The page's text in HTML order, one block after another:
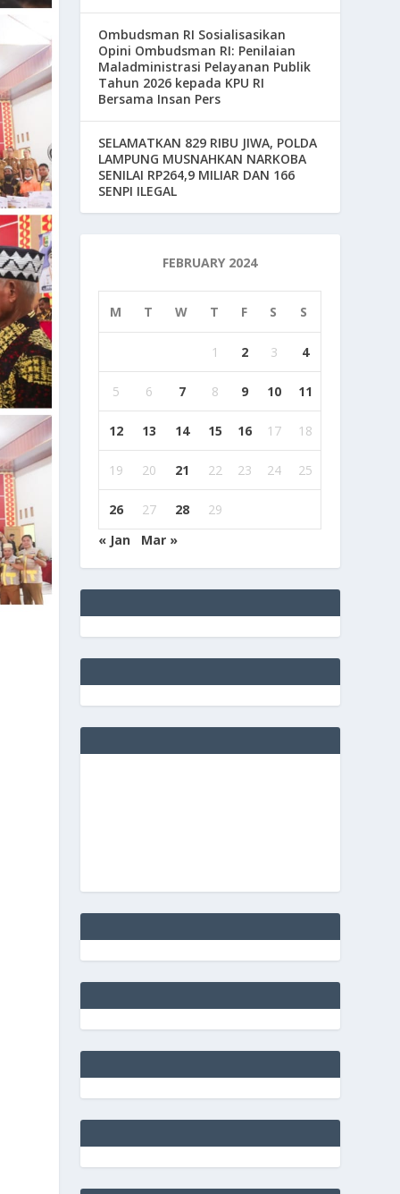
Ombudsman RI Sosialisasikan
Opini Ombudsman RI: Penilaian
Maladministrasi Pelayanan Publik
Tahun 2026 kepada KPU RI
Bersama Insan Pers
SELAMATKAN 829 RIBU JIWA, POLDA
LAMPUNG MUSNAHKAN NARKOBA
SENILAI RP264,9 MILIAR DAN 166
SENPI ILEGAL
FEBRUARY 2024
M T W T F S S
1 2 3 4
5 6 7 8 9 10 11
12 13 14 15 16 17 18
19 20 21 22 23 24 25
26 27 28
29
« Jan
Mar »